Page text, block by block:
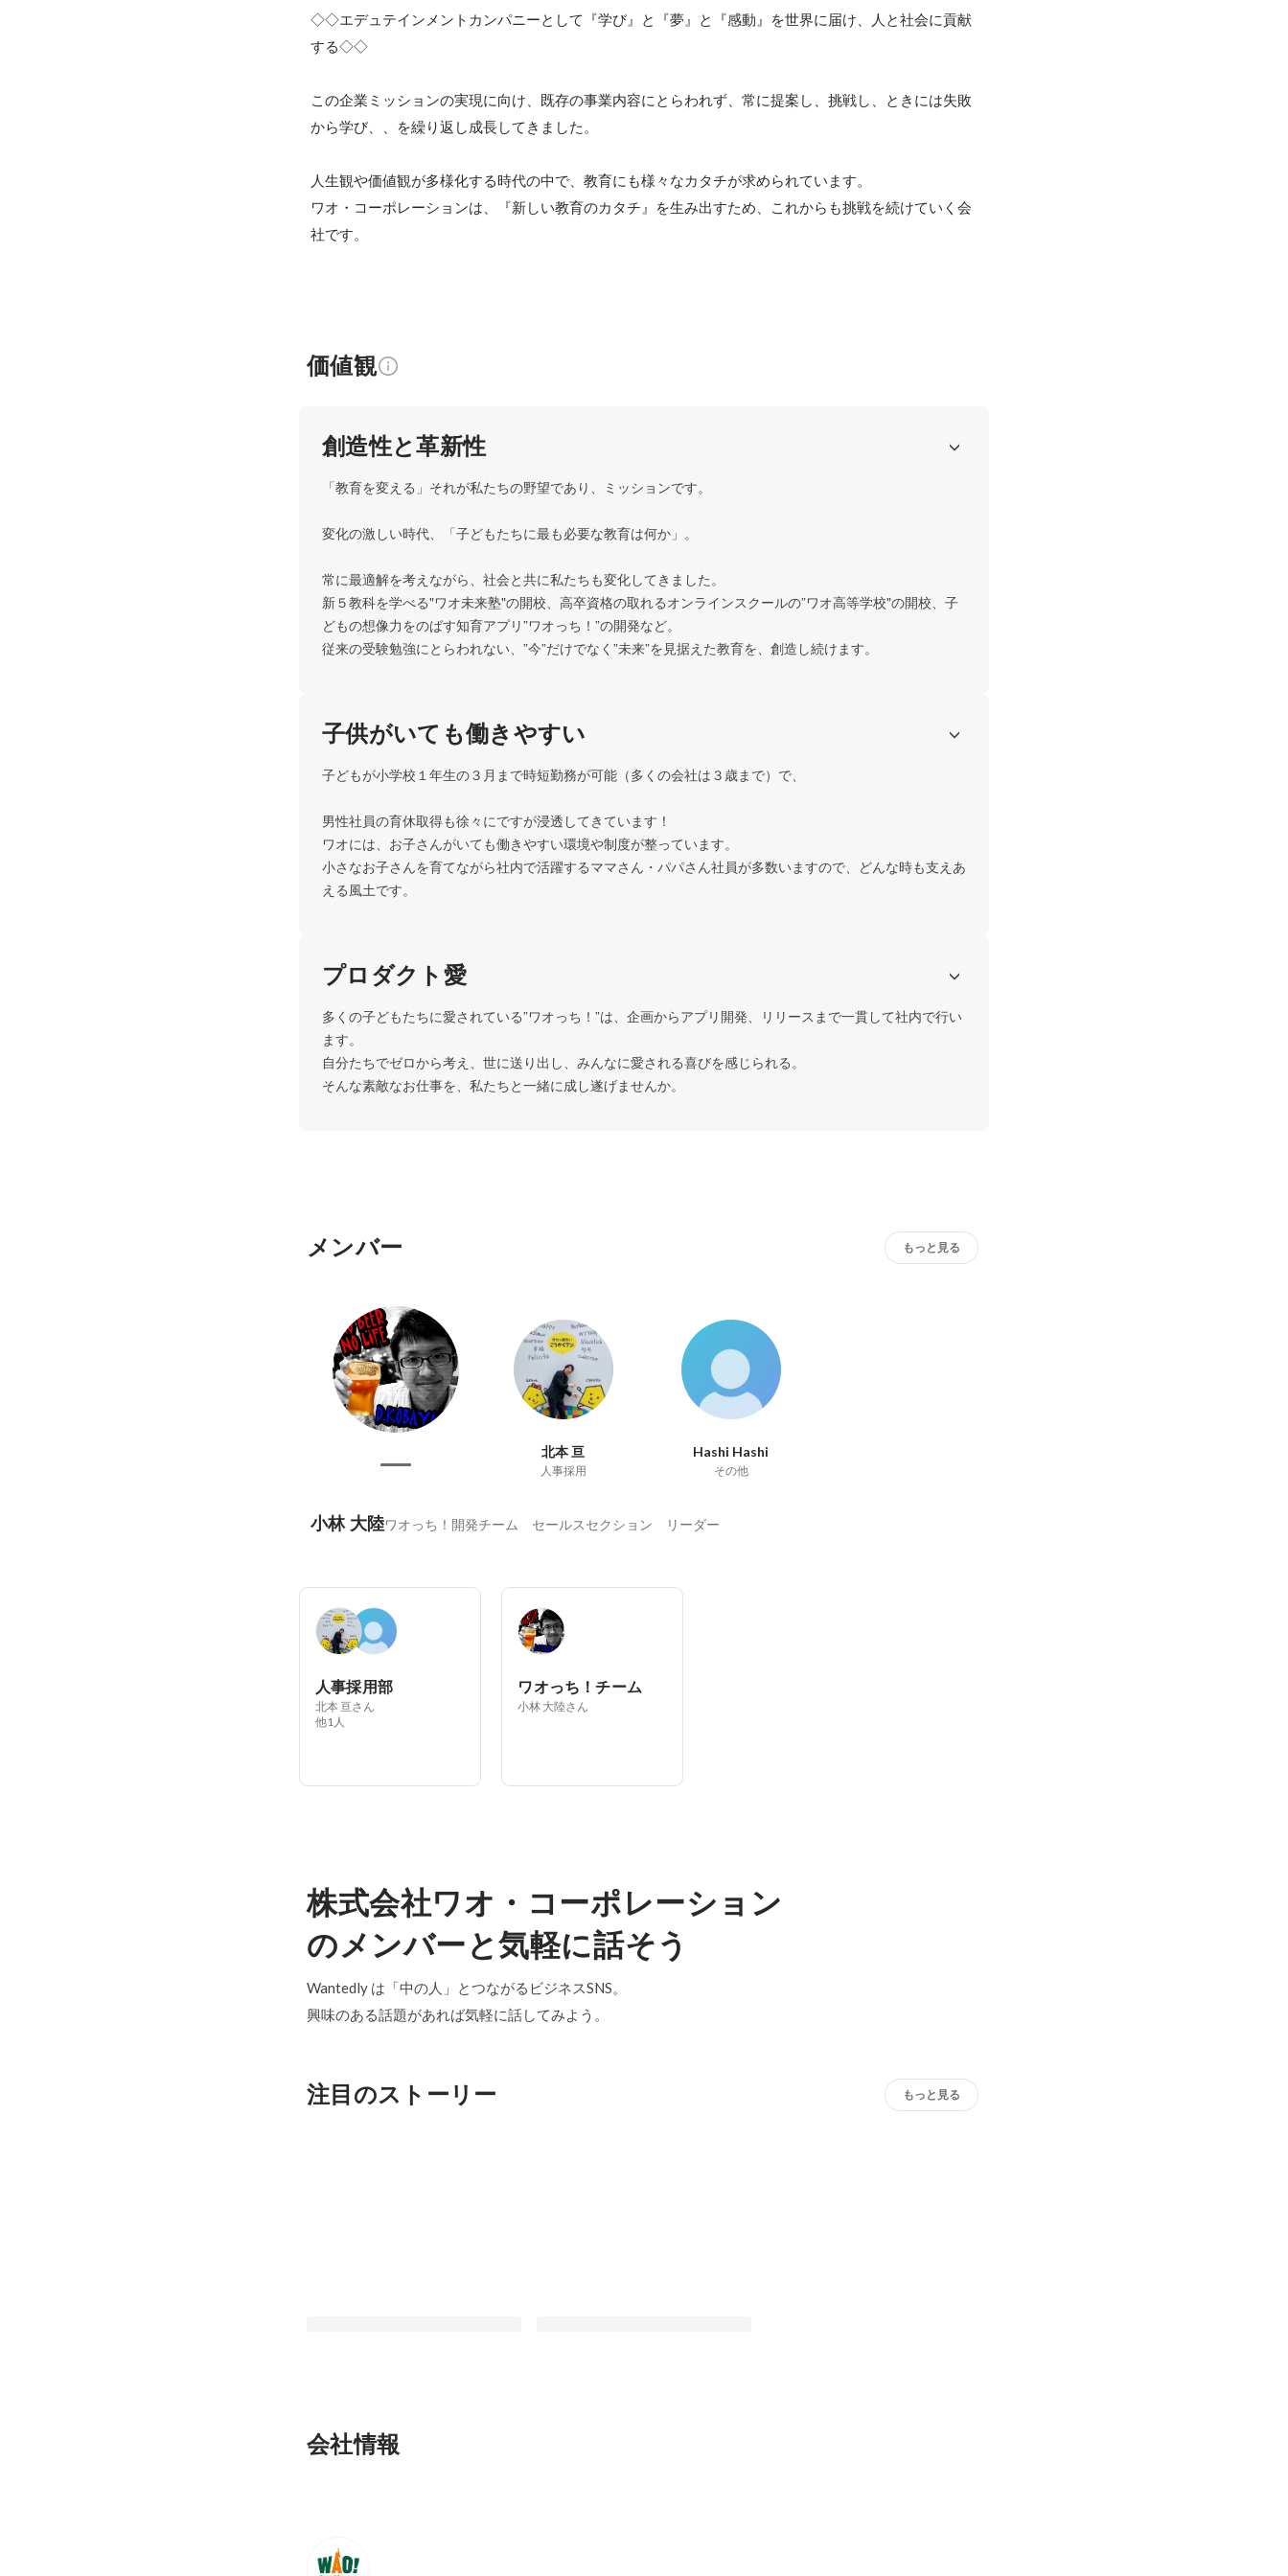
◇◇エデュテインメントカンパニーとして『学び』と『夢』と『感動』を世界に届け、人と社会に貢献
する◇◇
この企業ミッションの実現に向け、既存の事業内容にとらわれず、常に提案し、挑戦し、ときには失敗
から学び、、を繰り返し成長してきました。
人生観や価値観が多様化する時代の中で、教育にも様々なカタチが求められています。
ワオ・コーポレーションは、『新しい教育のカタチ』を生み出すため、これからも挑戦を続けていく会
社です。
価値観
創造性と革新性
「教育を変える」それが私たちの野望であり、ミッションです。
変化の激しい時代、「子どもたちに最も必要な教育は何か」。
常に最適解を考えながら、社会と共に私たちも変化してきました。
新５教科を学べる"ワオ未来塾"の開校、高卒資格の取れるオンラインスクールの”ワオ高等学校"の開校、子
どもの想像力をのばす知育アプリ”ワオっち！”の開発など。
従来の受験勉強にとらわれない、”今”だけでなく”未来”を見据えた教育を、創造し続けます。
子供がいても働きやすい
子どもが小学校１年生の３月まで時短勤務が可能（多くの会社は３歳まで）で、
男性社員の育休取得も徐々にですが浸透してきています！
ワオには、お子さんがいても働きやすい環境や制度が整っています。
小さなお子さんを育てながら社内で活躍するママさん・パパさん社員が多数いますので、どんな時も支えあ
プロダクト愛
多くの子どもたちに愛されている”ワオっち！”は、企画からアプリ開発、リリースまで一貫して社内で行い
ます。
自分たちでゼロから考え、世に送り出し、みんなに愛される喜びを感じられる。
メンバー もっと見る
北本 亘
人事採用
Hashi Hashi
その他
小林 大陸ワオっち！開発チーム セールスセクション リーダー
人事採用部
北本 亘さん
他1人
ワオっち！チーム
小林 大陸さん
株式会社ワオ・コーポレーション
のメンバーと気軽に話そう
Wantedly は「中の人」とつながるビジネスSNS。
興味のある話題があれば気軽に話してみよう。
注目のストーリー もっと見る
『WAO！な人にインタビューver.2/
企画から開発、イベントスタッフま
会社情報